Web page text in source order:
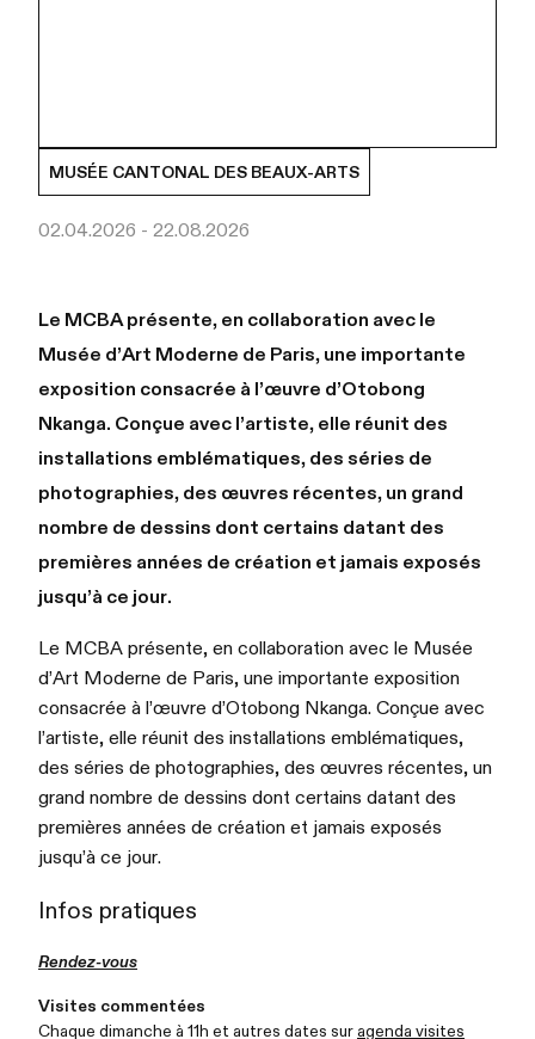
MUSÉE CANTONAL DES BEAUX-ARTS
02.04.2026 - 22.08.2026
Le MCBA présente, en collaboration avec le
Musée d’Art Moderne de Paris, une importante
exposition consacrée à l’œuvre d’Otobong
Nkanga. Conçue avec l’artiste, elle réunit des
installations emblématiques, des séries de
photographies, des œuvres récentes, un grand
nombre de dessins dont certains datant des
premières années de création et jamais exposés
jusqu’à ce jour.
Le MCBA présente, en collaboration avec le Musée
d’Art Moderne de Paris, une importante exposition
consacrée à l’œuvre d’Otobong Nkanga. Conçue avec
l’artiste, elle réunit des installations emblématiques,
des séries de photographies, des œuvres récentes, un
grand nombre de dessins dont certains datant des
premières années de création et jamais exposés
jusqu’à ce jour.
Infos pratiques
Rendez-vous
Visites commentées
Chaque dimanche à 11h et autres dates sur agenda visites